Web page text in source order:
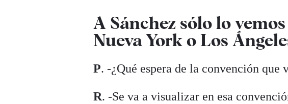
A Sánchez sólo lo
Nueva York o Los
P. -¿Qué espera de la convención que
R. -Se va a visualizar en esa